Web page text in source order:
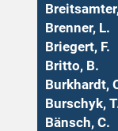
Brenner, L.
Briegert, F.
Britto, B.
Burkhardt,
Burschyk,
Bänsch, C.